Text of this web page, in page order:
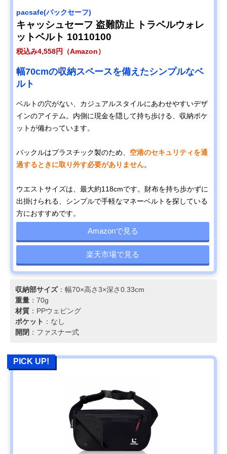
pacsafe(パックセーフ)
キャッシュセーフ 盗難防止 トラベルウォレ
ットベルト 10110100
税込み4,558円（Amazon）
幅70cmの収納スペースを備えたシンプルなベ
ルト
ベルトの穴がない、カジュアルスタイルにあわせやすいデザ
インのアイテム。内側に現金を隠して持ち歩ける、収納ポケ
ットが備わっています。
バックルはプラスチック製のため、 空港のセキュリティを通
過するときに取り外す必要がありません。
ウエストサイズは、最大約118cmです。財布を持ち歩かずに
出掛けられる、シンプルで手軽なマネーベルトを探している
方におすすめです。
Amazonで見る
楽天市場で見る
収納部サイズ：幅70×高さ3×深さ0.33cm
重量 ：70g
材質 ：PPウェビング
ポケット ：なし
開閉 ：ファスナー式
PICK UP!